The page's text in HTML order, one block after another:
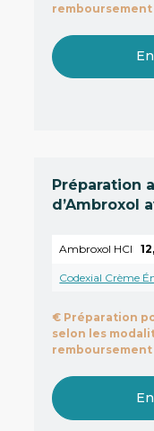
remboursement
Préparation
d’Ambroxol
Ambroxol HCl
Codexial Crème
€ Préparation
selon les
remboursement